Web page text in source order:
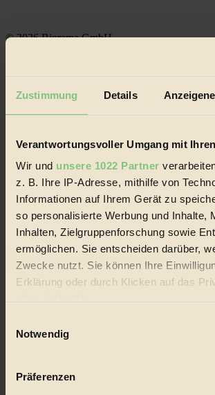
Zustimmung Details
Verantwortungsvoller Umgang mit
Wir und unsere 1022 Partner
z. B. Ihre IP-Adresse, mithilfe von
Informationen auf Ihrem Gerät zu
so personalisierte Werbung und Inhalte,
Inhalten, Zielgruppenforschung sowie
ermöglichen. Sie entscheiden darüber,
Zwecke nutzt. Sie können Ihre
Erklärung oder durch Klicken auf das
Wenn Sie es erlauben, würden wir auch
Ihr Gerät durch aktives Scannen
Notwendig
Präferenzen
© 2026 Biorama GmbH
Datenschutz
Handels mit Bioprodukten, des Fair-Trade
alternativer Energien.
Social Media
22.601 Fans auf Facebook
Folge uns auf Instagram
Themen
Bio
#
Vegan